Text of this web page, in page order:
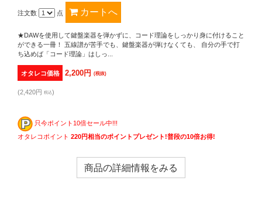
注文数 点
★DAWを使用して鍵盤楽器を弾かずに、コード理論をしっかり身に付けること
ができる一冊！ 五線譜が苦手でも、鍵盤楽器が弾けなくても、 自分の手で打
ち込めば「コード理論」はしっ...
オタレコ価格 2,200円(税抜)
(2,420円 税込)
只今ポイント10倍セール中!!!
オタレコポイント 220円相当のポイントプレゼント!普段の10倍お得!
商品の詳細情報をみる